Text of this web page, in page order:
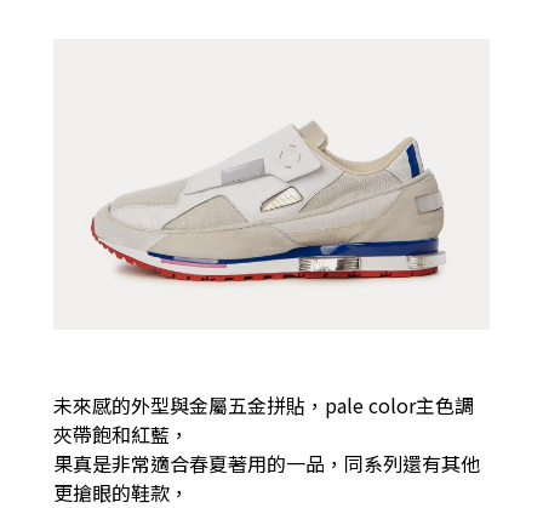
未來感的外型與金屬五金拼貼，pale color主色調
夾帶飽和紅藍，
果真是非常適合春夏著用的一品，同系列還有其他
更搶眼的鞋款，